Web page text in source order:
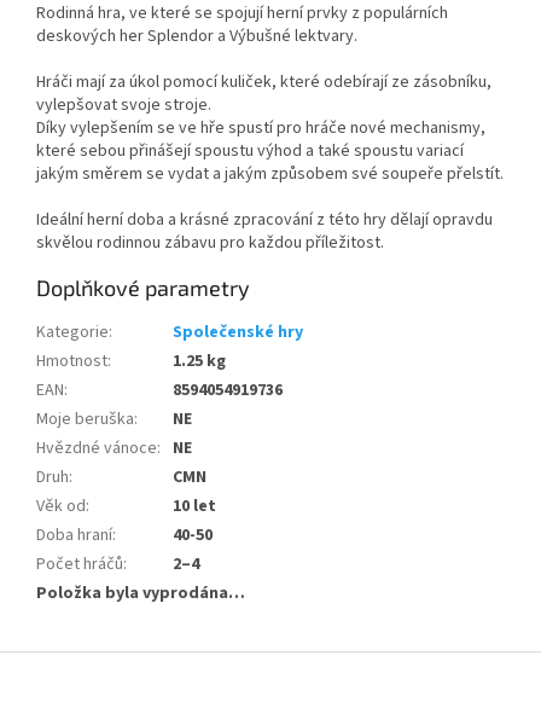
Rodinná hra, ve které se spojují herní prvky z populárních
deskových her Splendor a Výbušné lektvary.
Hráči mají za úkol pomocí kuliček, které odebírají ze zásobníku,
vylepšovat svoje stroje.
Díky vylepšením se ve hře spustí pro hráče nové mechanismy,
které sebou přinášejí spoustu výhod a také spoustu variací
jakým směrem se vydat a jakým způsobem své soupeře přelstít.
Ideální herní doba a krásné zpracování z této hry dělají opravdu
skvělou rodinnou zábavu pro každou příležitost.
Doplňkové parametry
Kategorie:
Společenské hry
Hmotnost:
1.25 kg
EAN:
8594054919736
Moje beruška:
NE
Hvězdné vánoce: NE
Druh:
CMN
Věk od:
10 let
Doba hraní:
40-50
Počet hráčů:
2–4
Položka byla vyprodána…